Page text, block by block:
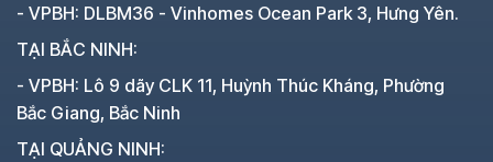
- VPBH: DLBM36 - Vinhomes Ocean Park 3, Hưng Yên.
TẠI BẮC NINH:
- VPBH: Lô 9 dãy CLK 11, Huỳnh Thúc Kháng, Phường
Bắc Giang, Bắc Ninh
TẠI QUẢNG NINH: